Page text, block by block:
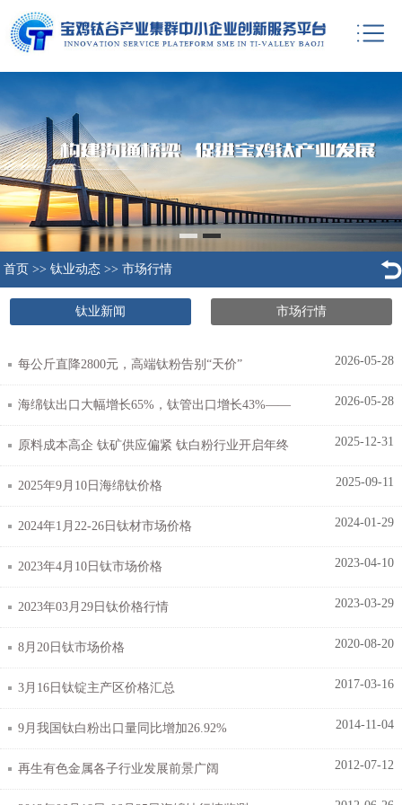
首页 >> 钛业动态 >> 市场行情
钛业新闻 市场行情
每公斤直降2800元，高端钛粉告别“天价” 2026-05-28
海绵钛出口大幅增长65%，钛管出口增长43%‌——
钛金市场综述
2026-05-28
原料成本高企 钛矿供应偏紧 钛白粉行业开启年终
涨价模式
2025-12-31
2025年9月10日海绵钛价格 2025-09-11
2024年1月22-26日钛材市场价格 2024-01-29
2023年4月10日钛市场价格 2023-04-10
2023年03月29日钛价格行情 2023-03-29
8月20日钛市场价格 2020-08-20
3月16日钛锭主产区价格汇总 2017-03-16
9月我国钛白粉出口量同比增加26.92% 2014-11-04
再生有色金属各子行业发展前景广阔 2012-07-12